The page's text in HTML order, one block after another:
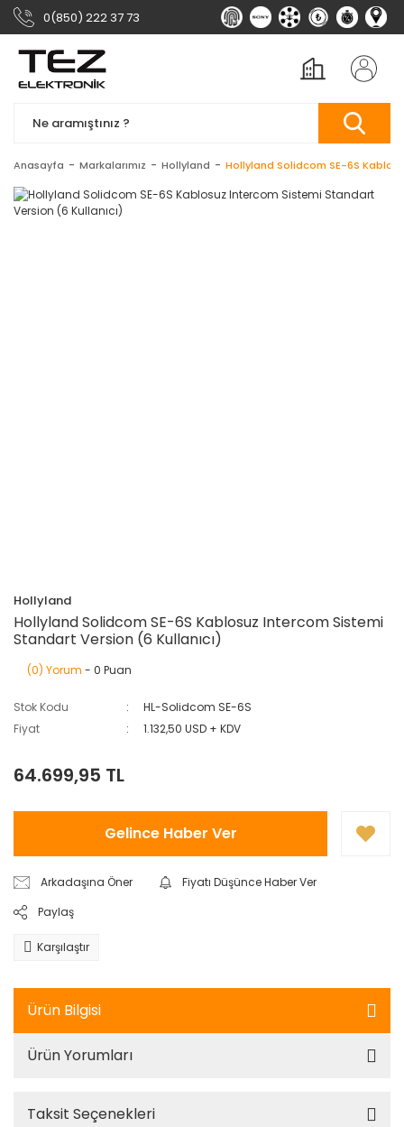
0(850) 222 37 73
Anasayfa Markalarımız Hollyland Hollyland Solidcom SE-6S
Hollyland
Hollyland Solidcom SE-6S Kablosuz Intercom Sistemi
Standart Version (6 Kullanıcı)
(0) Yorum - 0 Puan
Stok Kodu
HL-Solidcom SE-6S
Fiyat
1.132,50 USD + KDV
64.699,95 TL
Gelince Haber Ver
Arkadaşına Öner
Fiyatı Düşünce Haber Ver
Paylaş
Karşılaştır
Ürün Bilgisi
Ürün Yorumları
Taksit Seçenekleri